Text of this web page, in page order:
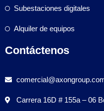
Subestaciones digitales
Alquiler de equipos
Contáctenos
Carrera 16D # 155a – 06